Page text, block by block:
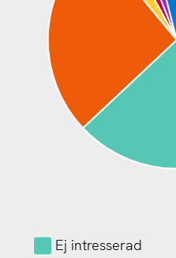
Ej intresserad